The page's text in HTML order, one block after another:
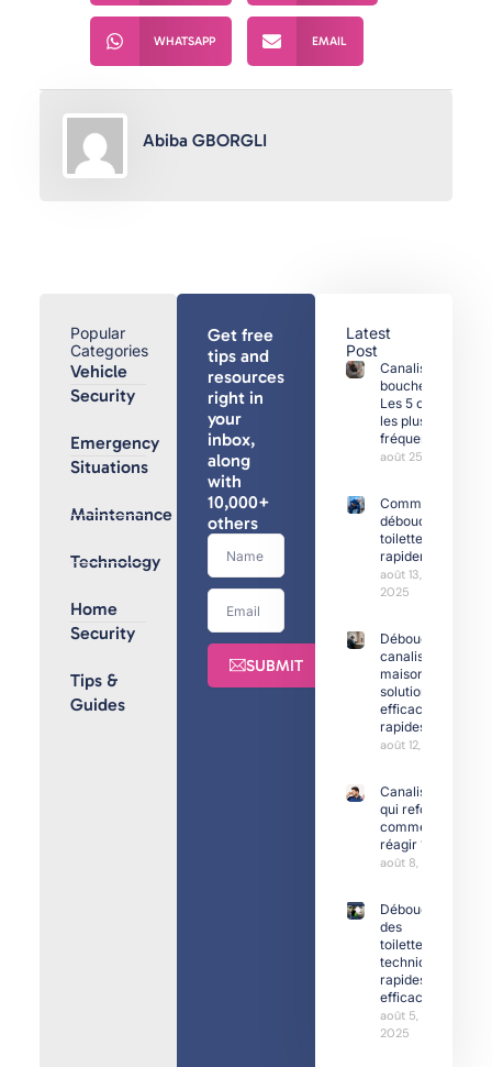
WHATSAPP EMAIL
Abiba GBORGLI
Popular
Categories
Vehicle
Security
Emergency
Situations
Maintenance
Technology
Home
Security
Tips &
Guides
Get free
tips and
resources
right in
your
inbox,
along
with
10,000+
others
SUBMIT
Latest
Post
Canalisations
bouchées :
Les 5 causes
les plus
fréquentes
août 25, 2025
Comment
déboucher
toilettes
rapidement
août 13,
2025
Débouchage
canalisation
maison :
solutions
efficaces et
rapides
août 12, 2025
Canalisation
qui refoule :
comment
réagir ?
août 8, 2025
Déboucher
des
toilettes :
techniques
rapides et
efficaces
août 5,
2025